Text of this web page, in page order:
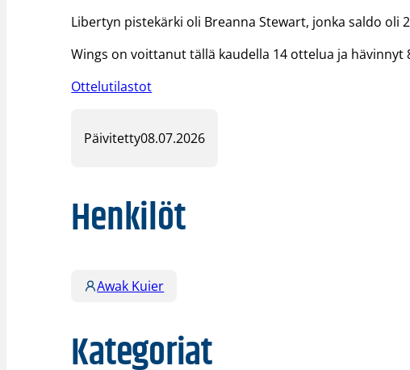
Libertyn pistekärki oli Breanna Stewart, jonka saldo oli
Wings on voittanut tällä kaudella 14 ottelua ja hävinnyt
Ottelutilastot
Päivitetty08.07.2026
Henkilöt
Awak Kuier
Kategoriat